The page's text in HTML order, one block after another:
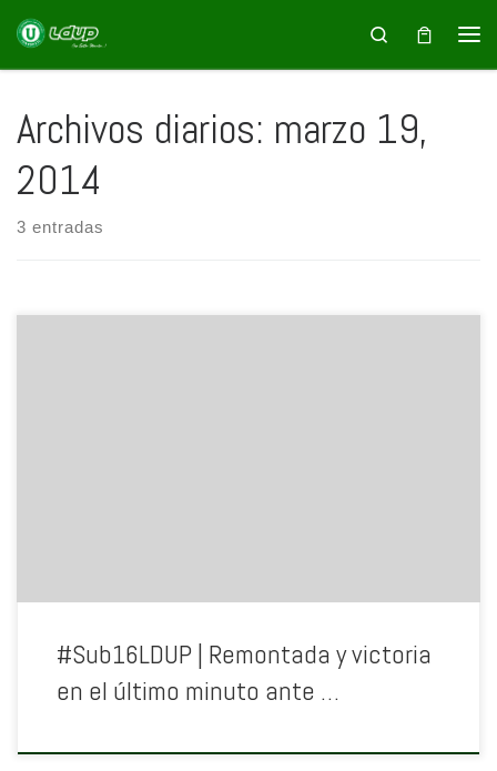
Saltar al contenido Search
Archivos diarios: marzo 19,
2014
3 entradas
#Sub16LDUP | Remontada y victoria
en el último minuto ante …